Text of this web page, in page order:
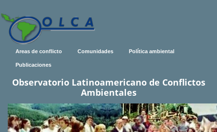
Areas de conflicto Comunidades Política ambiental
Publicaciones
Observatorio Latinoamericano de Conflictos
Ambientales